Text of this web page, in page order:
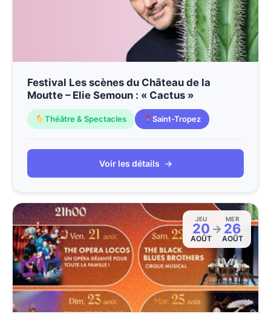
Festival Les scènes du Château de la
Moutte – Elie Semoun : « Cactus »
Théâtre & Spectacles Saint-Tropez
Voir les détails →
JEU
20
AOÛT
→
MER
26
AOÛT